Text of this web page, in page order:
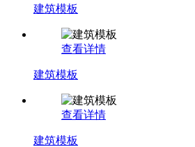
建筑模板
查看详情
建筑模板
查看详情
建筑模板